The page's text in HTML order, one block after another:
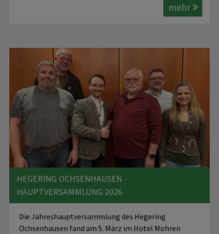
mehr
HEGERING OCHSENHAUSEN -
HAUPTVERSAMMLUNG 2026
Die Jahreshauptversammlung des Hegering
Ochsenhausen fand am 5. März im Hotel Mohren